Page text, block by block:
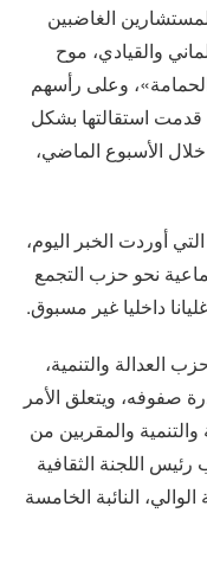
الغاضبين
والقيادي، موح
وعلى رأسهم
قدمت استقالتها بشكل
الأسبوع الماضي،
أوردت الخبر اليوم،
نحو حزب التجمع
داخليا غير مسبوق.
العدالة والتنمية،
صفوفه، ويتعلق الأمر
والمقربين من
اللجنة الثقافية
النائبة الخامسة